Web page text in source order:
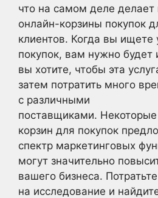
что на самом деле делает
онлайн-корзины покупок
клиентов. Когда вы ищете
покупок, вам нужно будет
вы хотите, чтобы эта
затем потратить много
с различными
поставщиками.
корзин для покупок
спектр маркетинговых
могут значительно
вашего бизнеса.
на исследование и